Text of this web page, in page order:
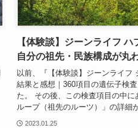
【体験談】ジーンライフ ハ
自分の祖先・民族構成が丸
以前、『【体験談】ジーンライフ
結果と感想｜360項目の遺伝子検
た。 その後、この検査項目の中
ループ（祖先のルーツ）」の詳細
2023.01.25